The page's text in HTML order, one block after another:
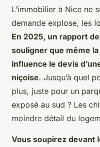
L’immobilier à Nice ne
demande explose, les
En 2025, un rapport de
souligner que même
influence le devis
niçoise. Jusqu’à quel
plus, juste pour un
exposé au sud ? Les
moindre détail du
Vous soupirez devant